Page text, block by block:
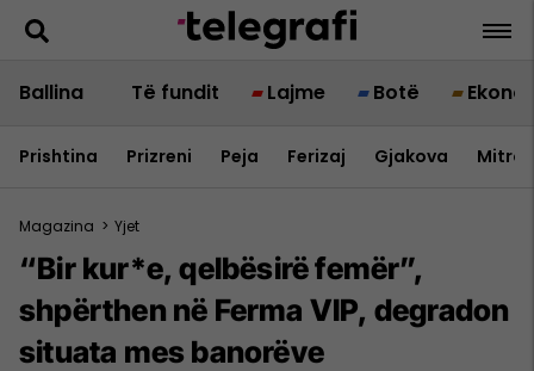
Ballina Të fundit Lajme Botë
Prishtina Prizreni Peja Ferizaj Gjakova
Magazina > Yjet
“Bir kur*e, qelbësirë femër”,
shpërthen në Ferma VIP, degradon
situata mes banorëve